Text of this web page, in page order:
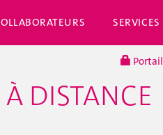
SERVICES
Portail
DISTANCE